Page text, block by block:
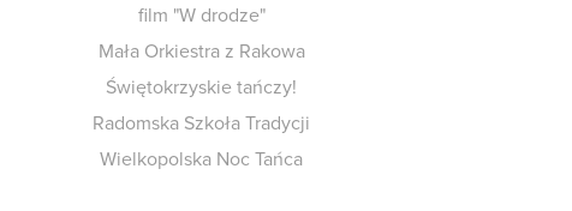
film "W drodze"
Mała Orkiestra z Rakowa
Świętokrzyskie tańczy!
Radomska Szkoła Tradycji
Wielkopolska Noc Tańca